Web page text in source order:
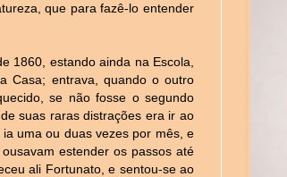
que para fazê-lo entender
1860, estando ainda na Escola,
Casa; entrava, quando o outro
se não fosse o segundo
suas raras distrações era ir ao
uma ou duas vezes por mês, e
estender os passos até
ali Fortunato, e sentou-se ao